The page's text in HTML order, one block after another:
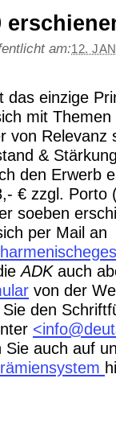
am:12.
das einzige
mit
von Relevanz
&
den Erwerb
€ zzgl.
soeben
per Mail an
ADKauch
von der
Sie den
<
Sie auch auf